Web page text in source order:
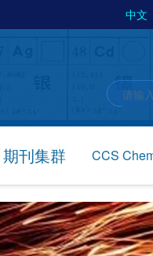
中文
期刊集群 CCS